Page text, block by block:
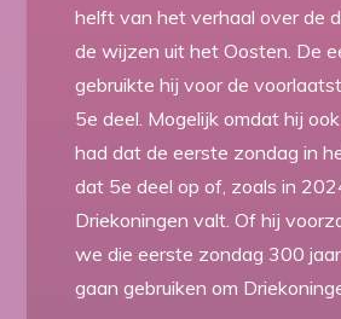
helft van het verhaal over de
de wijzen uit het Oosten. De
gebruikte hij voor de
5e deel. Mogelijk omdat hij
had dat de eerste zondag in
dat 5e deel op of, zoals in
Driekoningen valt. Of hij
we die eerste zondag 300
gaan gebruiken om